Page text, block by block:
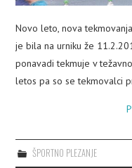
Novo leto, nova
je bila na urniku že
ponavadi tekmuje v
letos pa so se tekmovalci
ŠPORTNO PLEZANJE